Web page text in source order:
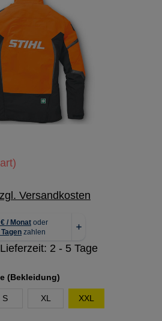
Versandkosten
2 - 5 Tage
(Bekleidung)
S XL XXL